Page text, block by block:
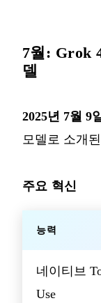
7월: Grok
델
2025년 7월 9
모델로 소개된
주요 혁신
능력
네이티브
Use